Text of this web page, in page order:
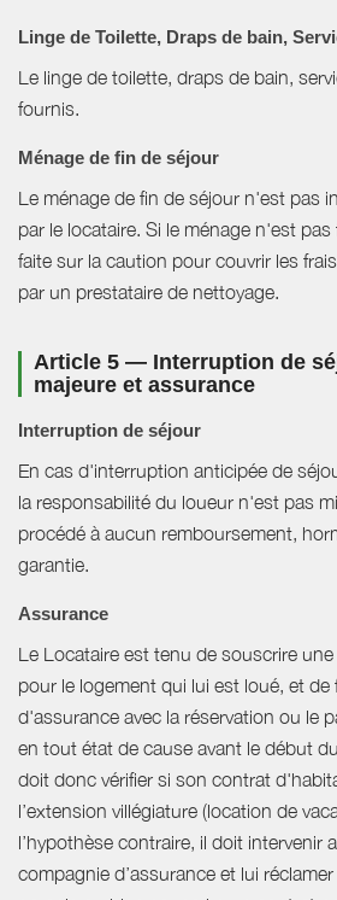
Linge de Toilette, Draps de bain,
Le linge de toilette, draps de bain,
fournis.
Ménage de fin de séjour
Le ménage de fin de séjour n'est pas
par le locataire. Si le ménage n'est
faite sur la caution pour couvrir les
par un prestataire de nettoyage.
Article 5 — Interruption de
majeure et assurance
Interruption de séjour
En cas d'interruption anticipée de
la responsabilité du loueur n'est pas
procédé à aucun remboursement,
garantie.
Assurance
Le Locataire est tenu de souscrire
pour le logement qui lui est loué, et
d'assurance avec la réservation ou le
en tout état de cause avant le début
doit donc vérifier si son contrat
l’extension villégiature (location de
l’hypothèse contraire, il doit intervenir
compagnie d’assurance et lui